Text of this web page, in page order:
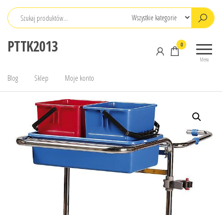
Przejdź
PTTK2013
Menu
0
Blog Sklep Moje konto